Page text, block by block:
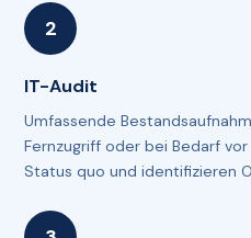
IT-Audit
Umfassende
Fernzugriff oder bei Bedarf
Status quo und identifizieren